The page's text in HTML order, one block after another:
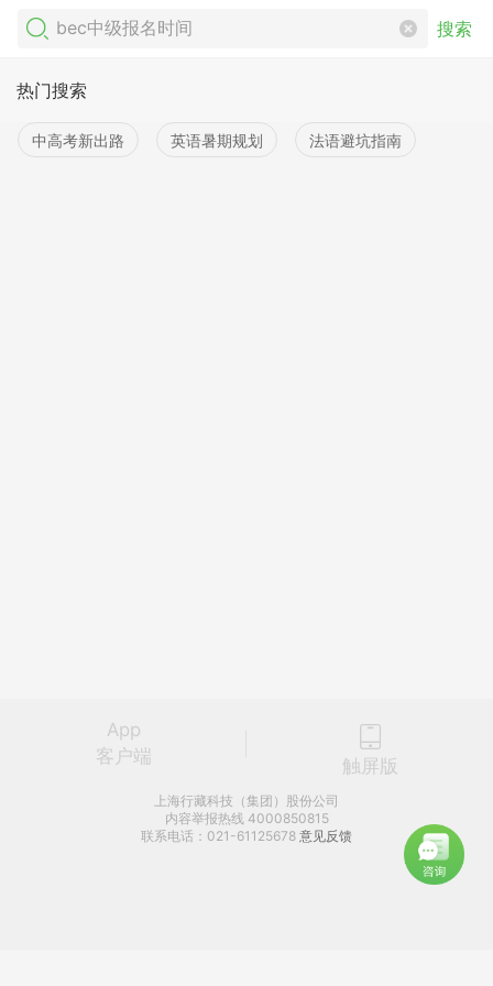
搜索
热门搜索
中高考新出路 英语暑期规划 法语避坑指南
App
客户端
触屏版
上海行藏科技（集团）股份公司
内容举报热线 4000850815
联系电话：021-61125678 意见反馈